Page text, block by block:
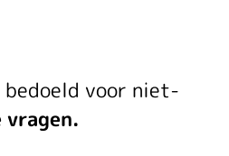
voor niet-